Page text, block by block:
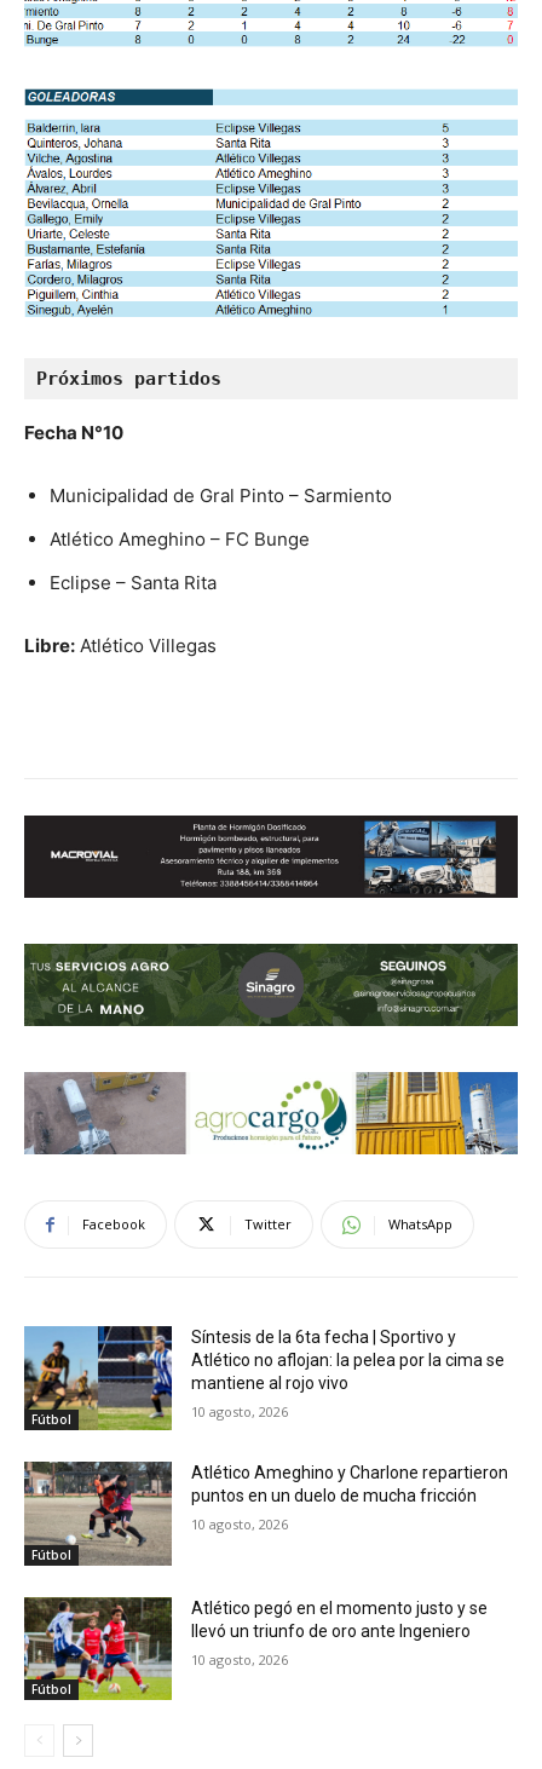
Próximos partidos
Fecha N°10
Municipalidad de Gral Pinto – Sarmiento
Atlético Ameghino – FC Bunge
Eclipse – Santa Rita
Libre: Atlético Villegas
Facebook Twitter WhatsApp
Fútbol
Síntesis de la 6ta fecha | Sportivo y
Atlético no aflojan: la pelea por la cima se
mantiene al rojo vivo
10 agosto, 2026
Fútbol
Atlético Ameghino y Charlone repartieron
puntos en un duelo de mucha fricción
10 agosto, 2026
Fútbol
Atlético pegó en el momento justo y se
llevó un triunfo de oro ante Ingeniero
10 agosto, 2026